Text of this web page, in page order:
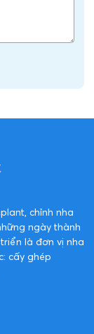
chỉnh nha
ngày thành
là đơn vị nha
cấy ghép